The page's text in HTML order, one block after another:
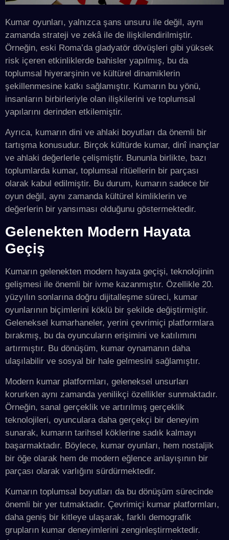
Kumar oyunları, yalnızca şans unsuru ile değil, aynı
zamanda strateji ve zekâ ile de ilişkilendirilmiştir.
Örneğin, eski Roma’da gladyatör dövüşleri gibi yüksek
risk içeren etkinliklerde bahisler yapılmış, bu da
toplumsal hiyerarşinin ve kültürel dinamiklerin
şekillenmesine katkı sağlamıştır. Kumarın bu yönü,
insanların birbirleriyle olan ilişkilerini ve toplumsal
yapılarını derinden etkilemiştir.
Ayrıca, kumarın dini ve ahlaki boyutları da önemli bir
tartışma konusudur. Birçok kültürde kumar, dinî inançlar
ve ahlaki değerlerle çelişmiştir. Bununla birlikte, bazı
toplumlarda kumar, toplumsal ritüellerin bir parçası
olarak kabul edilmiştir. Bu durum, kumarın sadece bir
oyun değil, aynı zamanda kültürel kimliklerin ve
değerlerin bir yansıması olduğunu göstermektedir.
Gelenekten Modern Hayata
Geçiş
Kumarın gelenekten modern hayata geçişi, teknolojinin
gelişmesi ile önemli bir ivme kazanmıştır. Özellikle 20.
yüzyılın sonlarına doğru dijitalleşme süreci, kumar
oyunlarının biçimlerini köklü bir şekilde değiştirmiştir.
Geleneksel kumarhaneler, yerini çevrimiçi platformlara
bırakmış, bu da oyuncuların erişimini ve katılımını
artırmıştır. Bu dönüşüm, kumar oynamanın daha
ulaşılabilir ve sosyal bir hale gelmesini sağlamıştır.
Modern kumar platformları, geleneksel unsurları
korurken aynı zamanda yenilikçi özellikler sunmaktadır.
Örneğin, sanal gerçeklik ve artırılmış gerçeklik
teknolojileri, oyunculara daha gerçekçi bir deneyim
sunarak, kumarın tarihsel köklerine sadık kalmayı
başarmaktadır. Böylece, kumar oyunları, hem nostaljik
bir öğe olarak hem de modern eğlence anlayışının bir
parçası olarak varlığını sürdürmektedir.
Kumarın toplumsal boyutları da bu dönüşüm sürecinde
önemli bir yer tutmaktadır. Çevrimiçi kumar platformları,
daha geniş bir kitleye ulaşarak, farklı demografik
grupların kumar deneyimlerini zenginleştirmektedir.